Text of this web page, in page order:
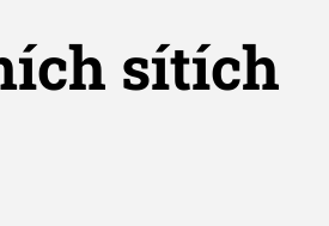
sítích